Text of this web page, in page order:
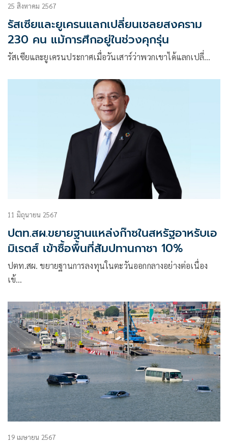
25 สิงหาคม 2567
รัสเซียและยูเครนแลกเปลี่ยนเชลยสงคราม
230 คน แม้การศึกอยู่ในช่วงคุกรุ่น
รัสเซียและยูเครนประกาศเมื่อวันเสาร์ว่าพวกเขาได้แลกเปลี่…
11 มิถุนายน 2567
ปตท.สผ.ขยายฐานแหล่งก๊าซในสหรัฐอาหรับเอ
มิเรตส์ เข้าซื้อพื้นที่สัมปทานกาชา 10%
ปตท.สผ. ขยายฐานการลงทุนในตะวันออกกลางอย่างต่อเนื่อง
เข้…
19 เมษายน 2567